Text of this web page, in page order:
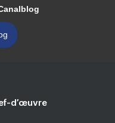
d’œuvre